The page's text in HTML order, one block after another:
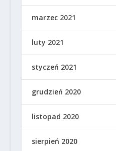
marzec 2021
luty 2021
styczeń 2021
grudzień 2020
listopad 2020
sierpień 2020